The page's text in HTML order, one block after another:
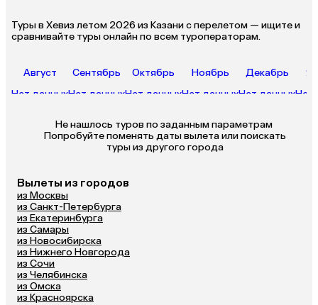
Туры в Хевиз летом 2026 из Казани с перелетом — ищите и
сравнивайте туры онлайн по всем туроператорам.
Август
Нет данных
Сентябрь
Нет данных
Октябрь
Нет данных
Ноябрь
Нет данных
Декабрь
Нет данныхНет
Не нашлось туров по заданным параметрам
туры из другого города
Вылеты из городов
из Москвы
из Санкт-Петербурга
из Екатеринбурга
из Самары
из Новосибирска
из Нижнего Новгорода
из Сочи
из Челябинска
из Омска
из Красноярска